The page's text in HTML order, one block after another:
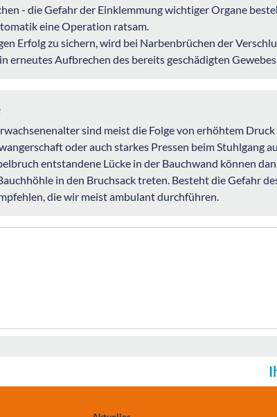
- die Gefahr der Einklemmung wichtiger Organe
eine Operation ratsam.
Erfolg zu sichern, wird bei Narbenbrüchen der
erneutes Aufbrechen des bereits geschädigten
sind meist die Folge von erhöhtem
oder auch starkes Pressen beim Stuhlgang
entstandene Lücke in der Bauchwand können
in den Bruchsack treten. Besteht die Gefahr
die wir meist ambulant durchführen.